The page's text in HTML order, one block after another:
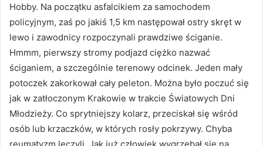
Hobby. Na początku asfalcikiem za samochodem
policyjnym, zaś po jakiś 1,5 km następował ostry skręt w
lewo i zawodnicy rozpoczynali prawdziwe ściganie.
Hmmm, pierwszy stromy podjazd ciężko nazwać
ściganiem, a szczególnie terenowy odcinek. Jeden mały
potoczek zakorkował cały peleton. Można było poczuć się
jak w zatłoczonym Krakowie w trakcie Światowych Dni
Młodzieży. Co sprytniejszy kolarz, przeciskał się wśród
osób lub krzaczków, w których rosły pokrzywy. Chyba
reumatyzm leczyli. Jak już człowiek wygrzebał się na